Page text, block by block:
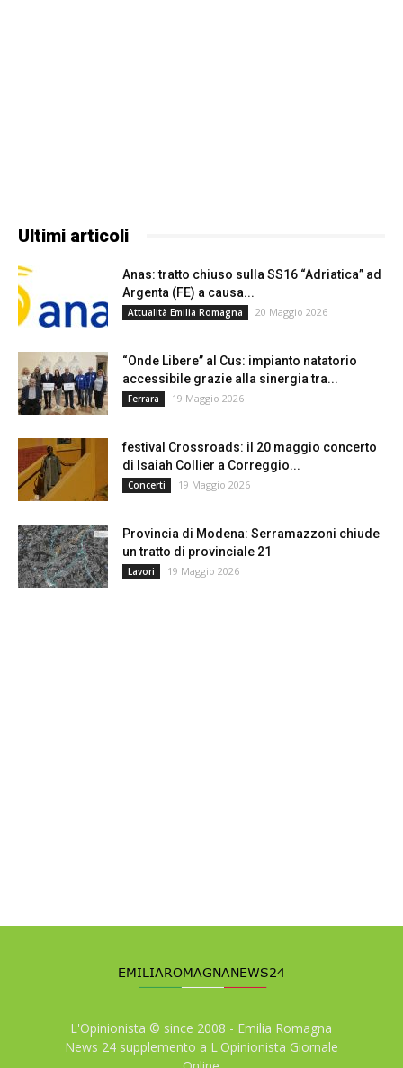
Ultimi articoli
Anas: tratto chiuso sulla SS16 “Adriatica” ad
Argenta (FE) a causa...
Attualità Emilia Romagna 20 Maggio 2026
“Onde Libere” al Cus: impianto natatorio
accessibile grazie alla sinergia tra...
Ferrara 19 Maggio 2026
festival Crossroads: il 20 maggio concerto
di Isaiah Collier a Correggio...
Concerti 19 Maggio 2026
Provincia di Modena: Serramazzoni chiude
un tratto di provinciale 21
Lavori 19 Maggio 2026
L'Opinionista © since 2008 - Emilia Romagna
News 24 supplemento a L'Opinionista Giornale